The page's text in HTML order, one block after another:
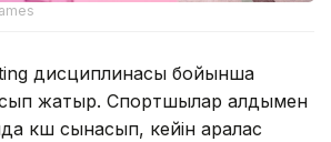
дисциплинасы бойынша
жатыр. Спортшылар алдымен
күш сынасып, кейін аралас